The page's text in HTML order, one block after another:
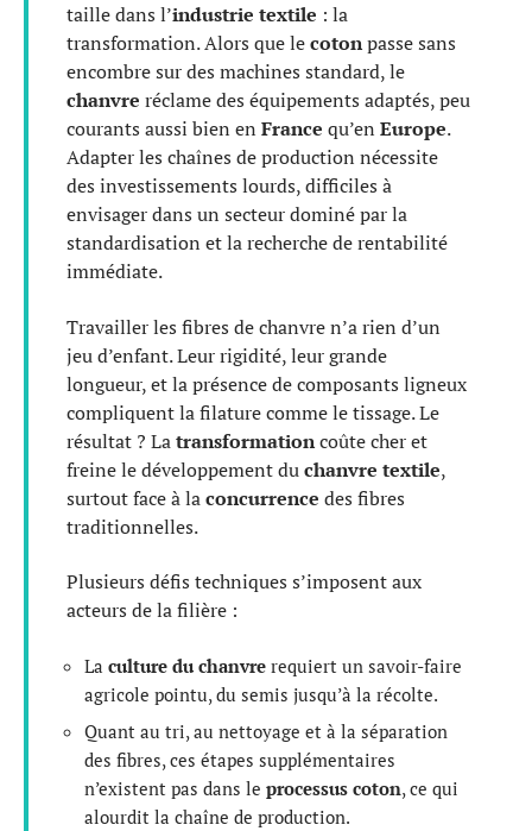
taille dans l’industrie textile : la
transformation. Alors que lecotonpasse sans
encombre sur des machines standard, le
chanvre réclame des équipements adaptés, peu
courants aussi bien en France qu’en Europe.
Adapter les chaînes de production nécessite
des investissements lourds, difficiles à
envisager dans un secteur dominé par la
standardisation et la recherche de rentabilité
immédiate.
Travailler les fibres de chanvre n’a rien d’un
jeu d’enfant. Leur rigidité, leur grande
longueur, et la présence de composants ligneux
compliquent la filature comme le tissage. Le
résultat ? Latransformationcoûte cher et
freine le développement duchanvre textile,
surtout face à laconcurrence des fibres
traditionnelles.
Plusieurs défis techniques s’imposent aux
acteurs de la filière :
La culture du chanvre requiert un savoir-faire
agricole pointu, du semis jusqu’à la récolte.
Quant au tri, au nettoyage et à la séparation
des fibres, ces étapes supplémentaires
n’existent pas dans le processus coton, ce qui
alourdit la chaîne de production.